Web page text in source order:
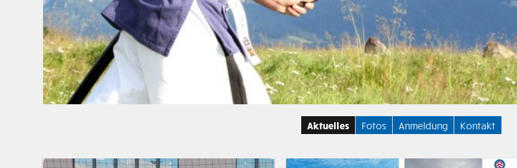
Aktuelles Fotos Anmeldung Kontakt